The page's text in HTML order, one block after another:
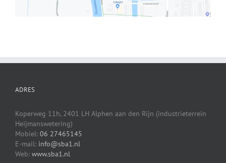
ADRES
Koperweg 11h, 2401 LH Alphen aan den Rijn (industrieterrein
Heijmanswetering)
Mobiel: 06 27465145
E-mail: info@sba1.nl
Web: www.sba1.nl